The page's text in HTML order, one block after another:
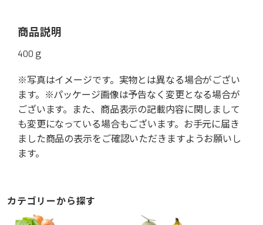
商品説明
400ｇ
※写真はイメージです。実物とは異なる場合がござい
ます。※パッケージ画像は予告なく変更となる場合が
ございます。また、商品表示の記載内容に関しまして
も変更になっている場合もございます。お手元に届き
ました商品の表示をご確認いただきますようお願いし
ます。
カテゴリーから探す